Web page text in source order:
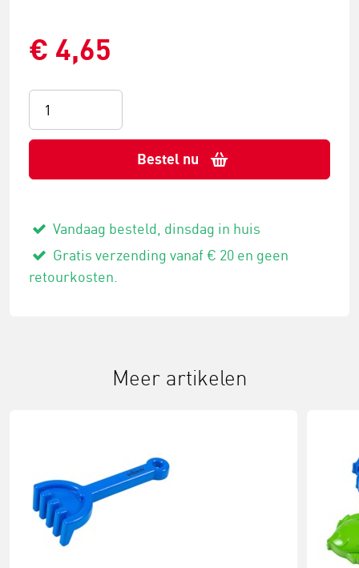
€ 4,65
Bestel nu
Vandaag besteld, dinsdag in huis
Gratis verzending vanaf € 20 en geen
retourkosten.
Meer artikelen